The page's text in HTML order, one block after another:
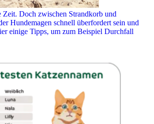
Zeit. Doch zwischen Strandkorb und
Hundemagen schnell überfordert sein und
einige Tipps, um zum Beispiel Durchfall